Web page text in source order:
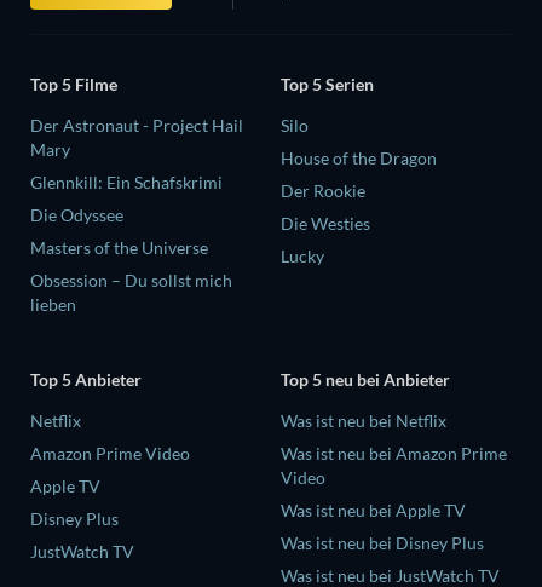
Top 5 Filme
Der Astronaut - Project Hail
Mary
Glennkill: Ein Schafskrimi
Die Odyssee
Masters of the Universe
Obsession – Du sollst mich
lieben
Top 5 Serien
Silo
House of the Dragon
Der Rookie
Die Westies
Lucky
Top 5 Anbieter
Netflix
Amazon Prime Video
Apple TV
Disney Plus
JustWatch TV
Top 5 neu bei Anbieter
Was ist neu bei Netflix
Was ist neu bei Amazon Prime
Video
Was ist neu bei Apple TV
Was ist neu bei Disney Plus
Was ist neu bei JustWatch TV